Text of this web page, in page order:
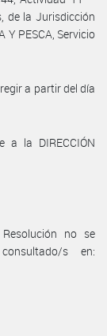
de la Jurisdicción
Y PESCA, Servicio
a partir del día
a la DIRECCIÓN
no se
s en: